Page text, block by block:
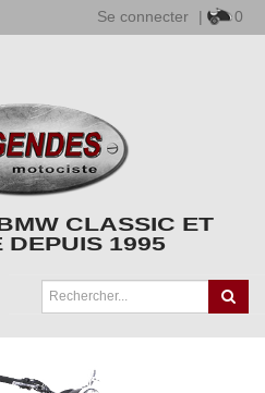
Se connecter | 0
CLASSIC ET
DEPUIS 1995